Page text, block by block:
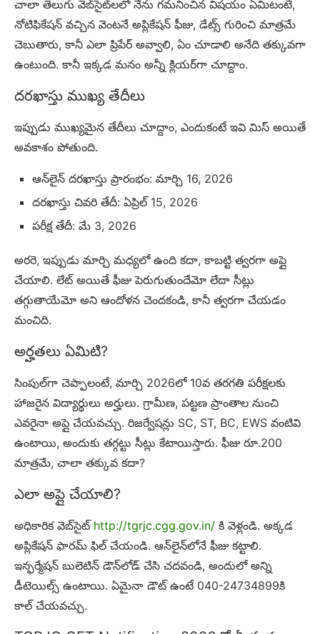
చాలా తెలుగు వెబ్‌సైట్‌లలో నేను గమనించిన విషయం ఏమిటంటే,
నోటిఫికేషన్ వచ్చిన వెంటనే అప్లికేషన్ ఫీజు, డేట్స్ గురించి మాత్రమే
చెబుతారు, కానీ ఎలా ప్రిపేర్ అవ్వాలి, ఏం చూడాలి అనేది తక్కువగా
ఉంటుంది. కానీ ఇక్కడ మనం అన్నీ క్లియర్‌గా చూద్దాం.
దరఖాస్తు ముఖ్య తేదీలు
ఇప్పుడు ముఖ్యమైన తేదీలు చూద్దాం, ఎందుకంటే ఇవి మిస్ అయితే
అవకాశం పోతుంది.
ఆన్‌లైన్ దరఖాస్తు ప్రారంభం: మార్చి 16, 2026
దరఖాస్తు చివరి తేదీ: ఏప్రిల్ 15, 2026
పరీక్ష తేదీ: మే 3, 2026
అరరె, ఇప్పుడు మార్చి మధ్యలో ఉంది కదా, కాబట్టి త్వరగా అప్లై
చేయాలి. లేట్ అయితే ఫీజు పెరుగుతుందేమో లేదా సీట్లు
తగ్గుతాయేమో అని ఆందోళన చెందకండి, కానీ త్వరగా చేయడం
మంచిది.
అర్హతలు ఏమిటి?
సింపుల్‌గా చెప్పాలంటే, మార్చి 2026లో 10వ తరగతి పరీక్షలకు
హాజరైన విద్యార్థులు అర్హులు. గ్రామీణ, పట్టణ ప్రాంతాల నుంచి
ఎవరైనా అప్లై చేయవచ్చు. రిజర్వేషన్లు SC, ST, BC, EWS వంటివి
ఉంటాయి, అందుకు తగ్గట్టు సీట్లు కేటాయిస్తారు. ఫీజు రూ.200
మాత్రమే, చాలా తక్కువ కదా?
ఎలా అప్లై చేయాలి?
అధికారిక వెబ్‌సైట్ http://tgrjc.cgg.gov.in/ కి వెళ్లండి. అక్కడ
అప్లికేషన్ ఫారమ్ ఫిల్ చేయండి. ఆన్‌లైన్‌లోనే ఫీజు కట్టాలి.
ఇన్ఫర్మేషన్ బులెటిన్ డౌన్‌లోడ్ చేసి చదవండి, అందులో అన్ని
డీటెయిల్స్ ఉంటాయి. ఏమైనా డౌట్ ఉంటే 040-24734899కి
కాల్ చేయవచ్చు.